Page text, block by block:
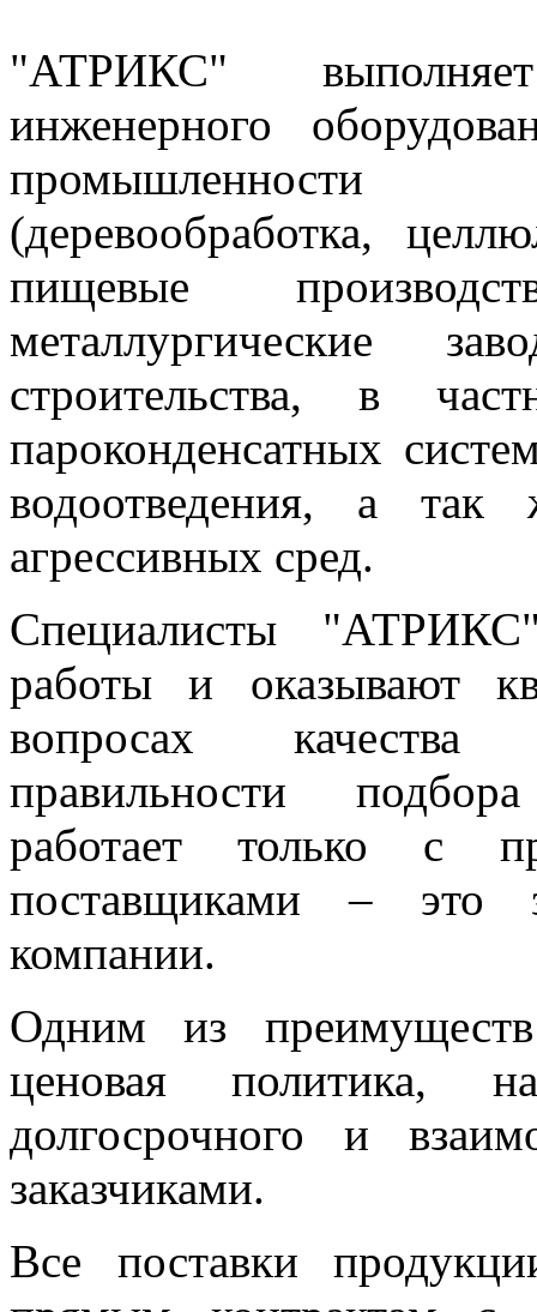
"АТРИКС"
инженерного
промышленности
(деревообработка,
пищевые
металлургические
строительства, в
пароконденсатных
водоотведения, а так
агрессивных сред.
Специалисты
работы и оказывают
вопросах качества
правильности
работает только с
поставщиками – это
компании.
Одним из
ценовая политика,
долгосрочного и
заказчиками.
Все поставки